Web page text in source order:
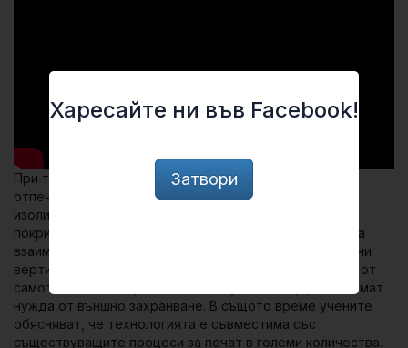
При технологията директно върху хартията се
отпечатват множество слоеве електронни схеми,
изолирани една от друга с помощта на специално
покритие от високо флуорирани молекули. Тъй като за
взаимодействие с потребителя се използват вградени
вертикални сензори за натиск, които черпят енергия от
самото докосване, създадените умни интерфейси нямат
нужда от външно захранване. В същото време учените
обясняват, че технологията е съвместима със
съществуващите процеси за печат в големи количества.
Харесайте ни във Facebook!
Затвори